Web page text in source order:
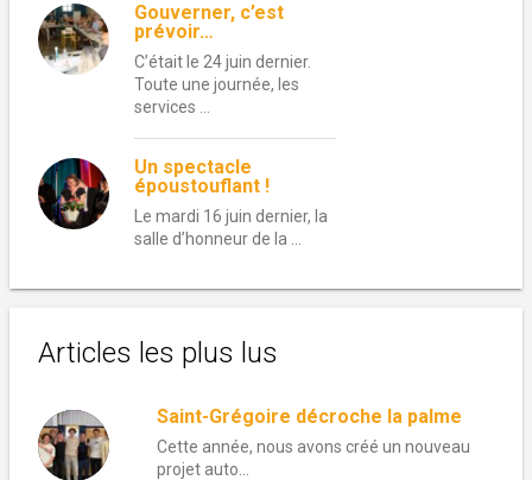
Gouverner, c’est
prévoir…
C’était le 24 juin dernier.
Toute une journée, les
services …
Un spectacle
époustouflant !
Le mardi 16 juin dernier, la
salle d’honneur de la …
Articles les plus lus
Saint-Grégoire décroche la palme
Cette année, nous avons créé un nouveau
projet auto...